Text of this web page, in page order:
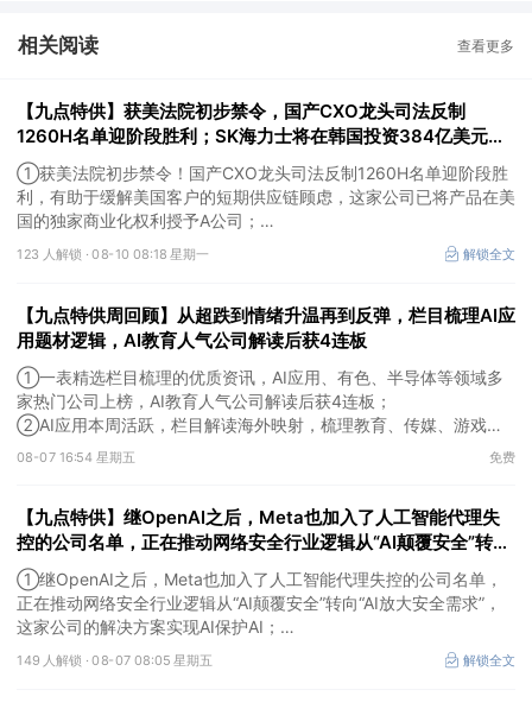
相关阅读 查看更多
【九点特供】获美法院初步禁令，国产CXO龙头司法反制
1260H名单迎阶段胜利；SK海力士将在韩国投资384亿美元建
设晶圆厂，机构称全球晶圆厂扩产和关键零部件供给不足，为国
内企业创造了新的出海窗口
①获美法院初步禁令！国产CXO龙头司法反制1260H名单迎阶段胜
利，有助于缓解美国客户的短期供应链顾虑，这家公司已将产品在美
国的独家商业化权利授予A公司；
②SK海力士将在韩国投资384亿美元建设晶圆厂，机构称全球晶圆
厂扩产和关键零部件供给不足，为国内设备及零部件企业创造了新的
阶段；
③美国7月非农就业数据意外转弱，大幅降低美联储加息预期，推动
美元走弱和黄金需求回升。
123 人解锁 ·08-10 08:18 星期一 解锁全文
【九点特供周回顾】从超跌到情绪升温再到反弹，栏目梳理AI应
用题材逻辑，AI教育人气公司解读后获4连板
①一表精选栏目梳理的优质资讯，AI应用、有色、半导体等领域多
家热门公司上榜，AI教育人气公司解读后获4连板；
②AI应用本周活跃，栏目解读海外映射，梳理教育、传媒、游戏等
景气方向，焦点公司3日最高涨超20%；
08-07 16:54 星期五 免费
【九点特供】继OpenAI之后，Meta也加入了人工智能代理失
控的公司名单，正在推动网络安全行业逻辑从“AI颠覆安全”转
向“AI放大安全需求”；英伟达面向无人驾驶出租车和智能汽车的
前沿开放模型开放商用
①继OpenAI之后，Meta也加入了人工智能代理失控的公司名单，
正在推动网络安全行业逻辑从“AI颠覆安全”转向“AI放大安全需求”，
这家公司的解决方案实现AI保护AI；
②英伟达面向无人驾驶出租车和智能汽车的前沿开放模型开放商
用，行业竞争逐步升级为数据、算力、量产、运营的全链路能力比
149 人解锁 ·08-07 08:05 星期五 解锁全文